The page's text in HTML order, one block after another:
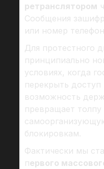
ретранслятором
Сообщения
или номер
Для протестного
принципиально
условиях, когда
перекрыть доступ
возможность
превращает
блокировкам.
Фактически мы
первого